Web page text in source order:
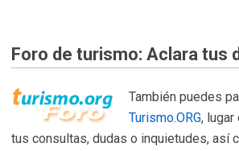
Foro de turismo: Aclara tus
También puedes
Turismo.ORG, lugar
tus consultas, dudas o inquietudes, así